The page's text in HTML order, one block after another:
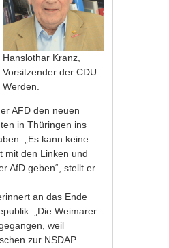
Hanslothar Kranz,
Vorsitzender der CDU
Werden.
AFD den neuen
in Thüringen ins
„Es kann keine
mit den Linken und
AfD geben“, stellt er
an das Ende
„Die Weimarer
weil
zur NSDAP